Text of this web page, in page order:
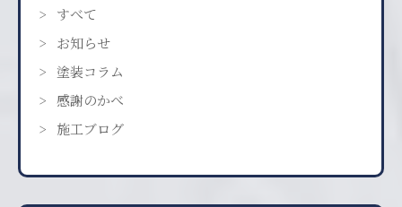
すべて
お知らせ
塗装コラム
感謝のかべ
施工ブログ